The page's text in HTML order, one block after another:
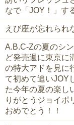
なで「JOY！」す
えび座が忘れられ
A.B.C-Zの夏のシ
ど発売週に東京に
の特大アドを見に
て初めて追いJOY
た今年の夏の楽し
りがとうジョイポ
おめでとう！！